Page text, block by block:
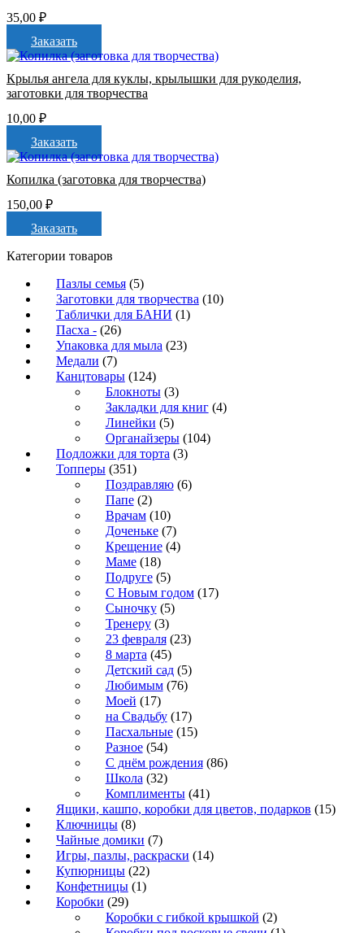
35,00 ₽
Заказать
Крылья ангела для куклы, крылышки для рукоделия,
заготовки для творчества
10,00 ₽
Заказать
Копилка (заготовка для творчества)
150,00 ₽
Заказать
Категории товаров
Пазлы семья (5)
Заготовки для творчества (10)
Таблички для БАНИ (1)
Пасха - (26)
Упаковка для мыла (23)
Медали (7)
Канцтовары (124)
Блокноты (3)
Закладки для книг (4)
Линейки (5)
Органайзеры (104)
Подложки для торта (3)
Топперы (351)
Поздравляю (6)
Папе (2)
Врачам (10)
Доченьке (7)
Крещение (4)
Маме (18)
Подруге (5)
С Новым годом (17)
Сыночку (5)
Тренеру (3)
23 февраля (23)
8 марта (45)
Детский сад (5)
Любимым (76)
Моей (17)
на Свадьбу (17)
Пасхальные (15)
Разное (54)
С днём рождения (86)
Школа (32)
Комплименты (41)
Ящики, кашпо, коробки для цветов, подарков (15)
Ключницы (8)
Чайные домики (7)
Игры, пазлы, раскраски (14)
Купюрницы (22)
Конфетницы (1)
Коробки (29)
Коробки с гибкой крышкой (2)